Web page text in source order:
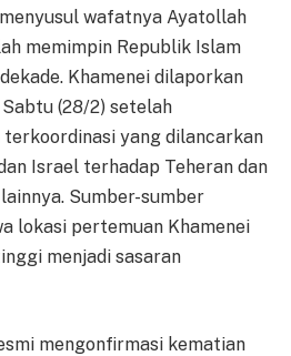
wafatnya Ayatollah
memimpin Republik Islam
Khamenei dilaporkan
(28/2) setelah
yang dilancarkan
Israel terhadap Teheran dan
Sumber-sumber
lokasi pertemuan Khamenei
menjadi sasaran
mengonfirmasi kematian